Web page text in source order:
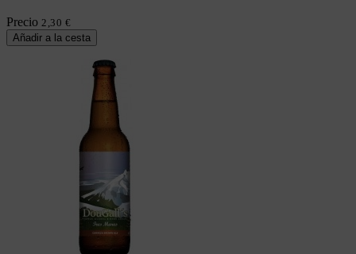
Precio 2,30 €
Añadir a la cesta